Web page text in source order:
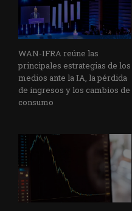
WAN-IFRA reúne las
principales estrategias de los
medios ante la IA, la pérdida
de ingresos y los cambios de
consumo